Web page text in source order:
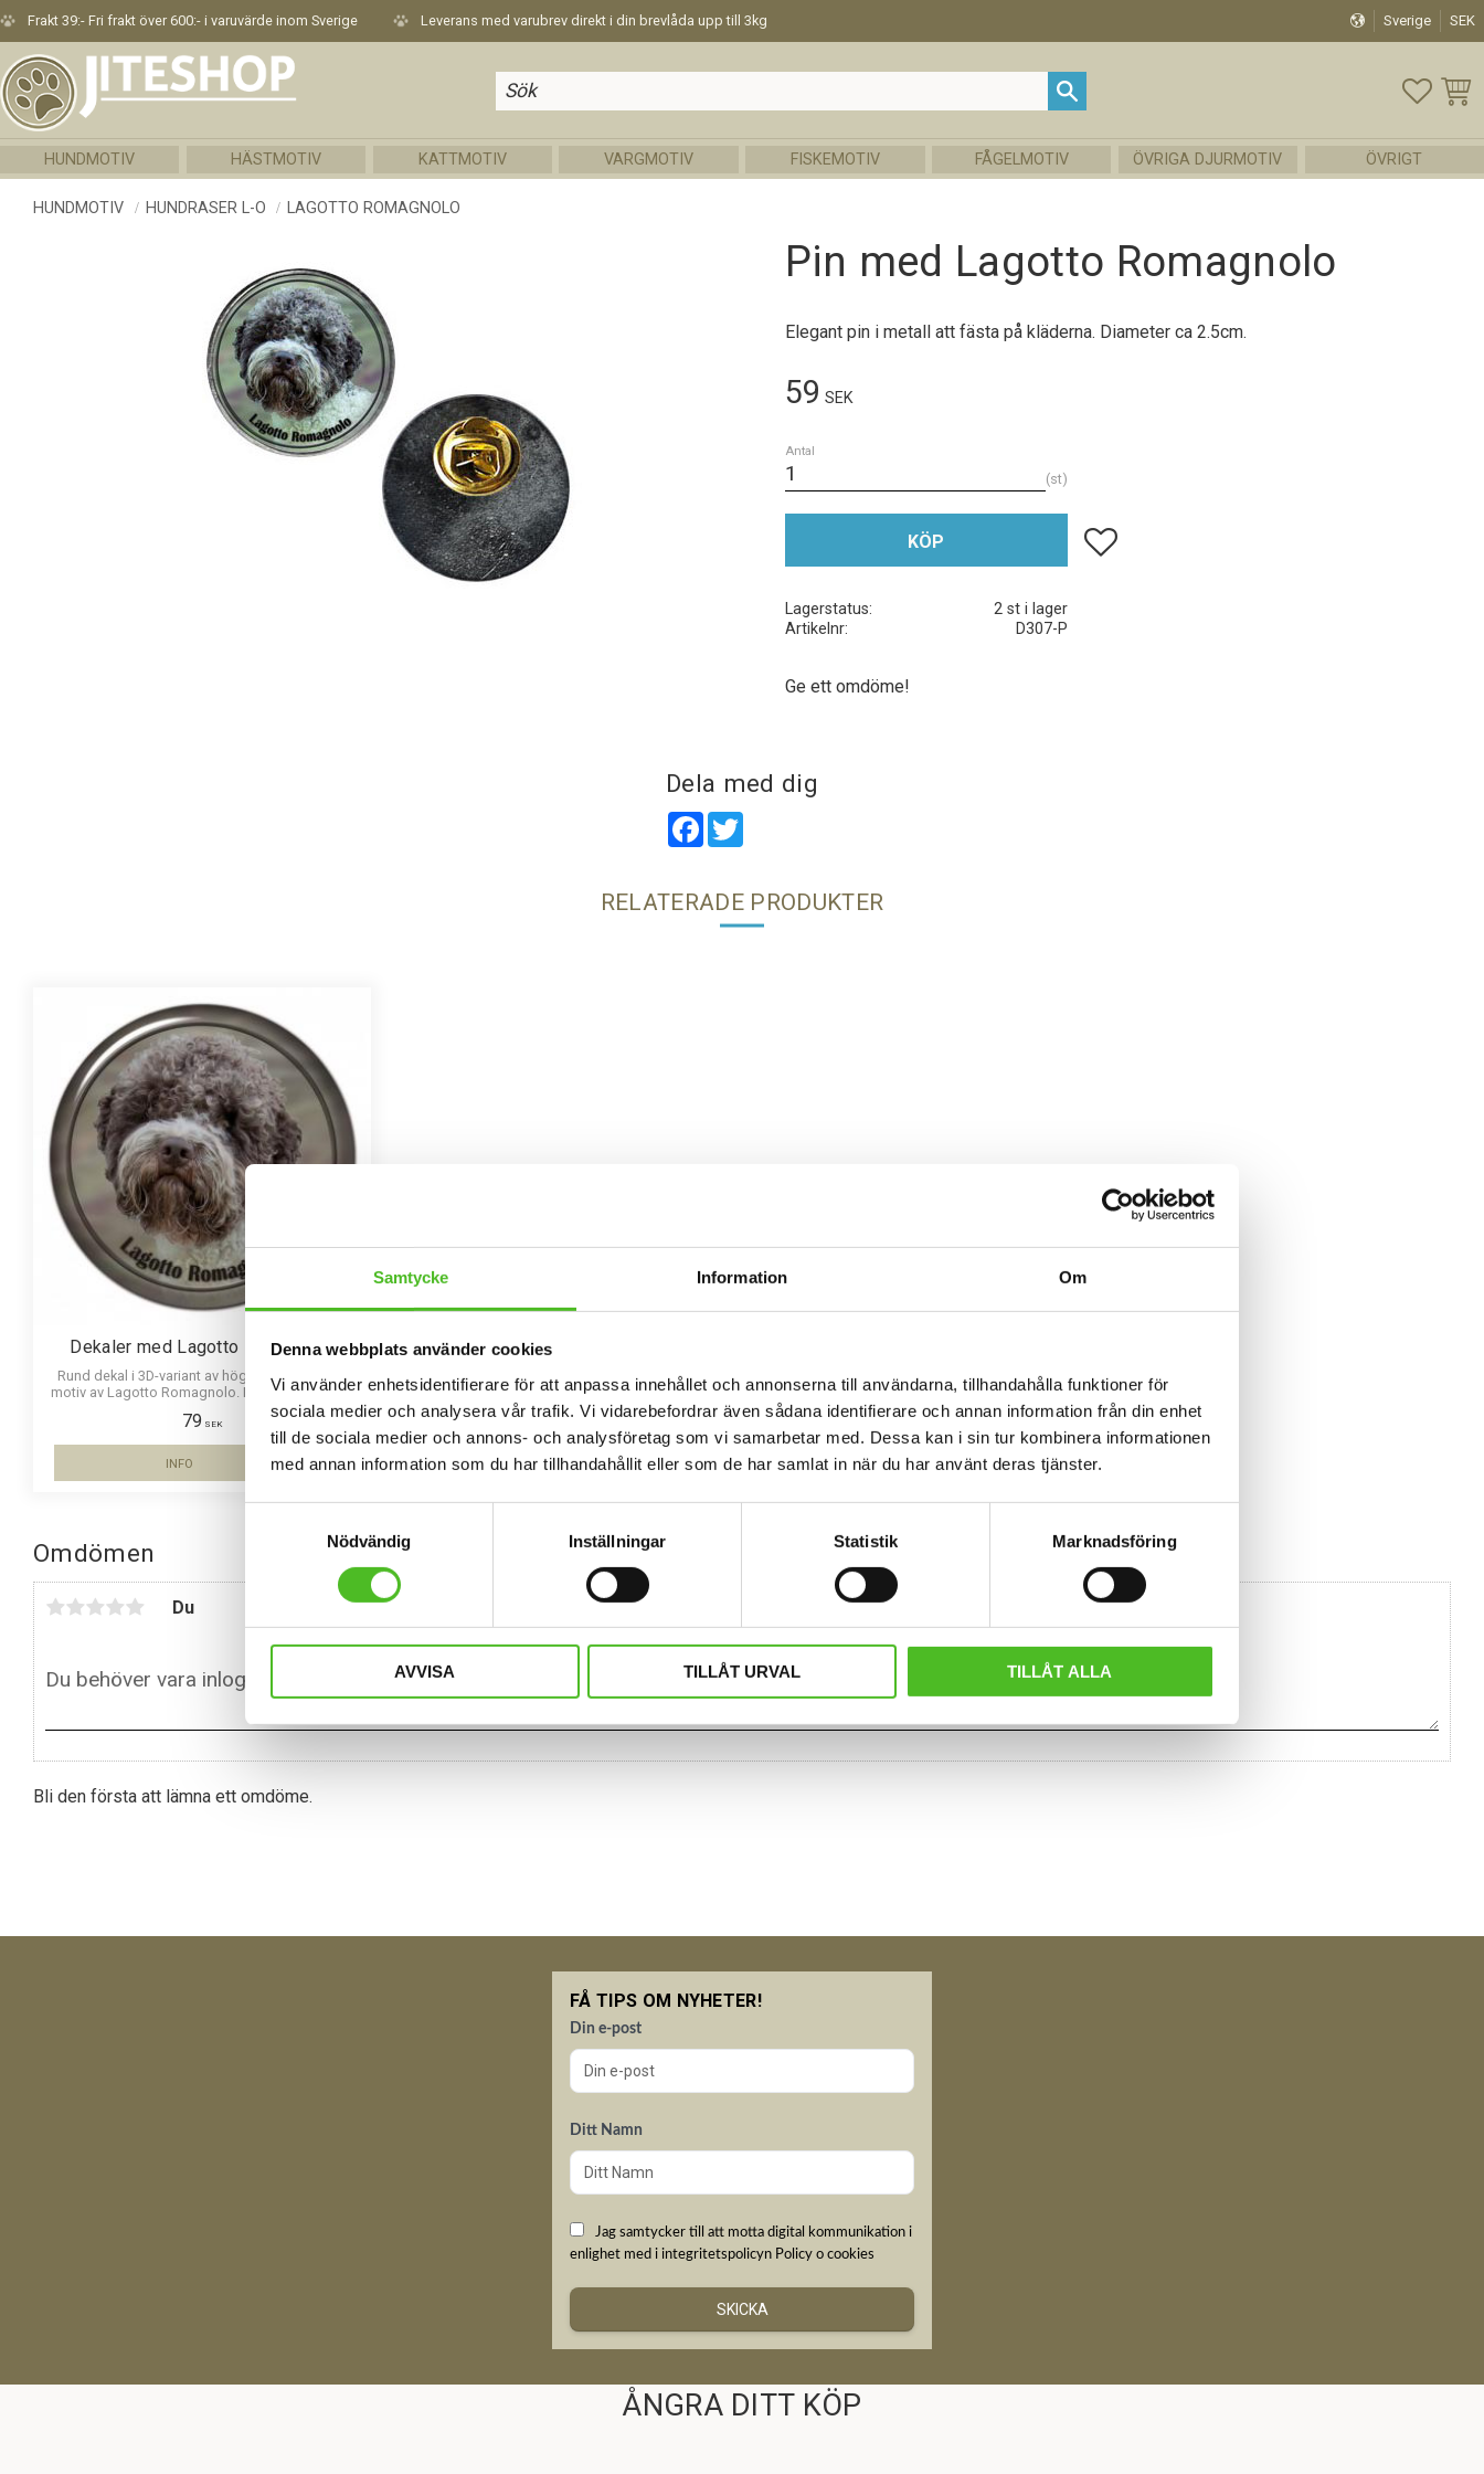
Samtycke Information Om
Denna webbplats använder cookies
Vi använder enhetsidentifierare för att anpassa innehållet och annonserna till användarna, tillhandahålla funktioner för
sociala medier och analysera vår trafik. Vi vidarebefordrar även sådana identifierare och annan information från din enhet
till de sociala medier och annons- och analysföretag som vi samarbetar med. Dessa kan i sin tur kombinera informationen
med annan information som du har tillhandahållit eller som de har samlat in när du har använt deras tjänster.
Nödvändig
Inställningar Statistik Marknadsföring
AVVISA TILLÅT URVAL TILLÅT ALLA
Frakt 39:- Fri frakt över 600:- i varuvärde inom Sverige Leverans med varubrev direkt i din brevlåda upp till 3kg Sverige SEK
HUNDMOTIV HÄSTMOTIV KATTMOTIV VARGMOTIV FISKEMOTIV FÅGELMOTIV ÖVRIGA DJURMOTIV ÖVRIGT
HUNDMOTIV HUNDRASER L-O LAGOTTO ROMAGNOLO
Pin med Lagotto Romagnolo
Elegant pin i metall att fästa på kläderna. Diameter ca 2.5cm.
59 SEK
Antal
st
KÖP Lägg till i favoriter
Lagerstatus
2 st i lager
Artikelnr
D307-P
Ge ett omdöme!
Dela med dig
Facebook
Omdömen
Du
Bli den första att lämna ett omdöme.
RELATERADE PRODUKTER
Dekaler med Lagotto Romagnolo
Rund dekal i 3D-variant av hög kvalitet med ett
motiv av Lagotto Romagnolo. Finns i 3 storlekar
10 cm , 15 cm och 30 cm i diameter.
79 SEK
Lägg till i favoriter
INFO
FÅ TIPS OM NYHETER!
Din e-post
Ditt Namn
Jag samtycker till att motta digital kommunikation i
enlighet med i integritetspolicyn Policy o cookies
SKICKA
ÅNGRA DITT KÖP